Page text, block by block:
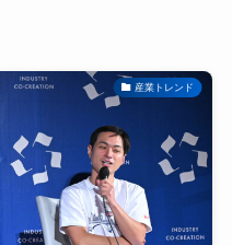
産業トレンド